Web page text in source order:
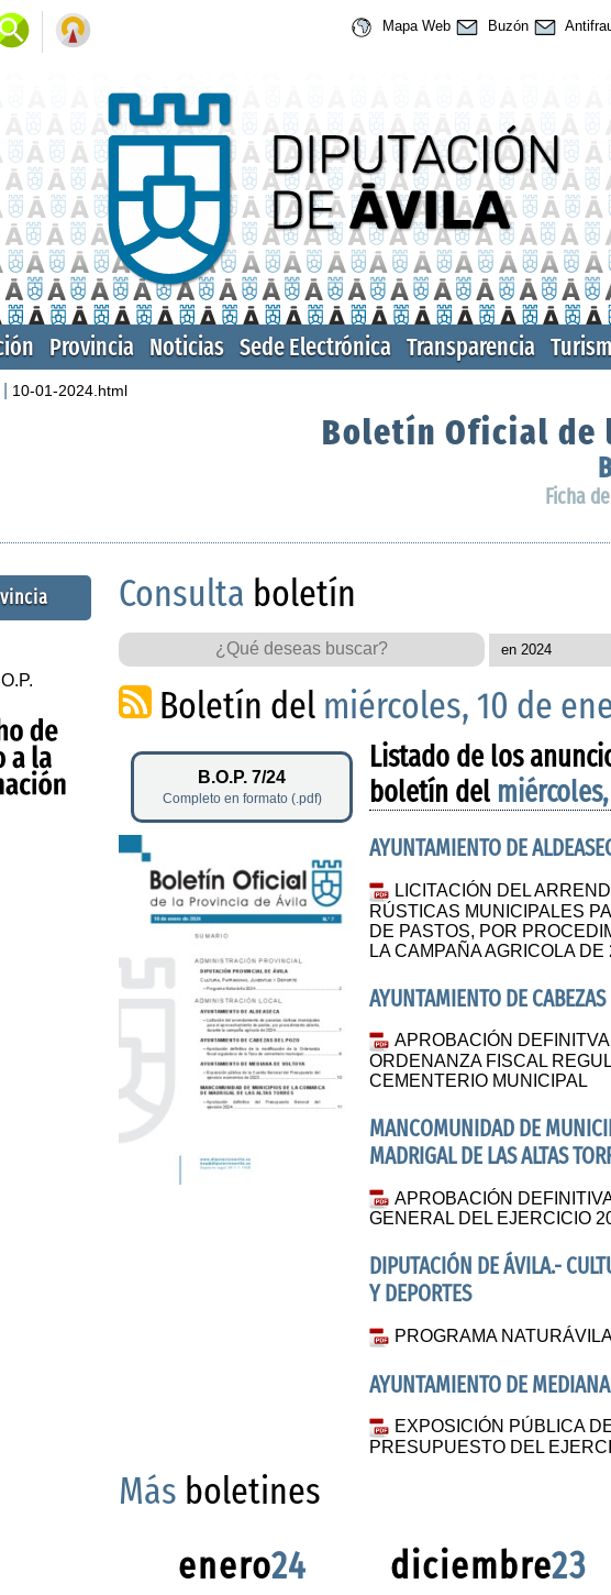
Mapa Web Buzón
Provincia Noticias Sede Electrónica Transparencia
10-01-2024.html
Boletín Oficial de
Ficha
Consulta boletín
Boletín del miércoles, 10 de
B.O.P. 7/24
Completo en formato (.pdf)
Listado de los
boletín del
AYUNTAMIENTO DE
LICITACIÓN DEL
RÚSTICAS MUNICIPALES
DE PASTOS, POR
LA CAMPAÑA AGRICOLA DE
AYUNTAMIENTO DE CABEZAS
APROBACIÓN
ORDENANZA FISCAL
CEMENTERIO MUNICIPAL
MANCOMUNIDAD DE
MADRIGAL DE LAS ALTAS
APROBACIÓN
GENERAL DEL EJERCICIO
DIPUTACIÓN DE ÁVILA.-
Y DEPORTES
PROGRAMA
AYUNTAMIENTO DE
EXPOSICIÓN PÚBLICA
PRESUPUESTO DEL
Más boletines
enero24 diciembre23